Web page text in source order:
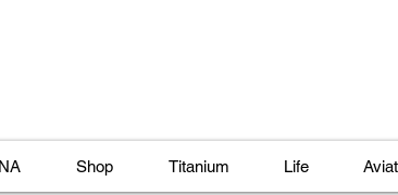
Shop Titanium Life